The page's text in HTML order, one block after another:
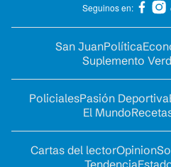
Seguinos en:
San JuanPolítica
Suplemento
PolicialesPasión Deportiva
El Mundo
Cartas del lectorOpinion